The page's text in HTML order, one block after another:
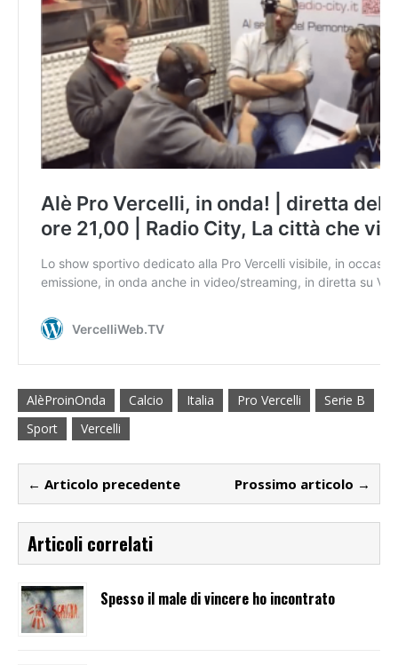
AlèProinOnda Calcio Italia Pro Vercelli
Serie B
Sport
Vercelli
← Articolo precedente Prossimo articolo →
Articoli correlati
Spesso il male di vincere ho incontrato